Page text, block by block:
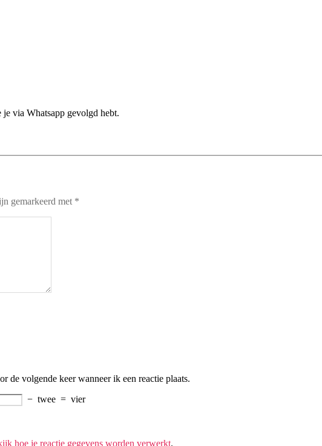
je via Whatsapp gevolgd hebt.
gemarkeerd met *
de volgende keer wanneer ik een reactie plaats.
− twee = vier
hoe je reactie gegevens worden verwerkt.